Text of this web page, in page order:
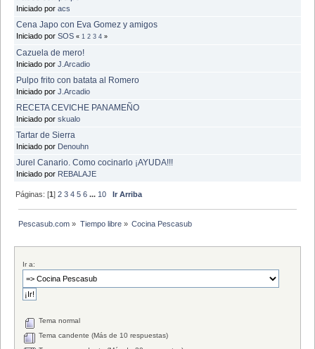
Iniciado por acs
Cena Japo con Eva Gomez y amigos
Iniciado por SOS « 1 2 3 4 »
Cazuela de mero!
Iniciado por J.Arcadio
Pulpo frito con batata al Romero
Iniciado por J.Arcadio
RECETA CEVICHE PANAMEÑO
Iniciado por skualo
Tartar de Sierra
Iniciado por Denouhn
Jurel Canario. Como cocinarlo ¡AYUDA!!!
Iniciado por REBALAJE
Páginas: [1]2 3 4 5 6 ... 10 Ir Arriba
Pescasub.com » Tiempo libre» Cocina Pescasub
Ir a:
Tema normal
Tema candente (Más de 10 respuestas)